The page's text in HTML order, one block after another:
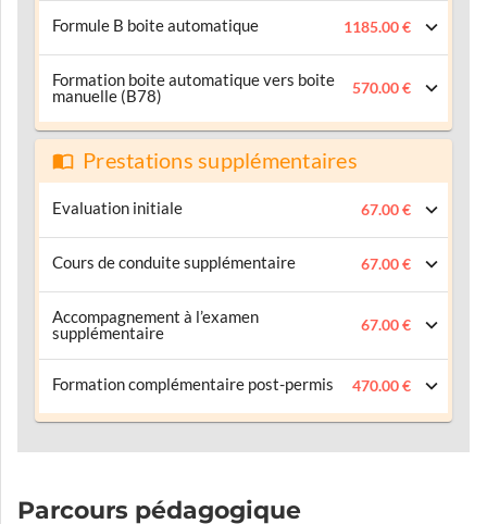
Formule B boite automatique 1185.00 €
Formation boite automatique vers boite
manuelle (B78)
570.00 €
Prestations supplémentaires
Evaluation initiale 67.00 €
Cours de conduite supplémentaire 67.00 €
Accompagnement à l’examen
supplémentaire
67.00 €
Formation complémentaire post-permis 470.00 €
Parcours pédagogique